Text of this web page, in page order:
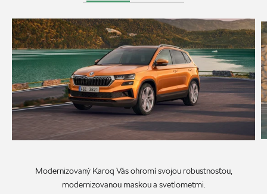
Modernizovaný Karoq Vás ohromí svojou robustnosťou,
modernizovanou maskou a svetlometmi.